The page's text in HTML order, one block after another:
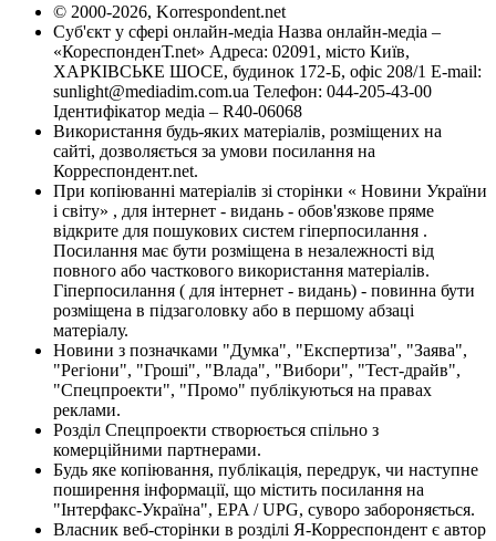
© 2000-2026, Korrespondent.net
Суб'єкт у сфері онлайн-медіа Назва онлайн-медіа –
«КореспонденТ.net» Адреса: 02091, місто Київ,
ХАРКІВСЬКЕ ШОСЕ, будинок 172-Б, офіс 208/1 E-mail:
sunlight@mediadim.com.ua Телефон: 044-205-43-00
Ідентифікатор медіа – R40-06068
Використання будь-яких матеріалів, розміщених на
сайті, дозволяється за умови посилання на
Корреспондент.net.
При копіюванні матеріалів зі сторінки « Новини України
і світу» , для інтернет - видань - обов'язкове пряме
відкрите для пошукових систем гіперпосилання .
Посилання має бути розміщена в незалежності від
повного або часткового використання матеріалів.
Гіперпосилання ( для інтернет - видань) - повинна бути
розміщена в підзаголовку або в першому абзаці
матеріалу.
Новини з позначками "Думка", "Експертиза", "Заява",
"Регіони", "Гроші", "Влада", "Вибори", "Тест-драйв",
"Спецпроекти", "Промо" публікуються на правах
реклами.
Розділ Спецпроекти створюється спільно з
комерційними партнерами.
Будь яке копіювання, публікація, передрук, чи наступне
поширення інформації, що містить посилання на
"Інтерфакс-Україна", EPA / UPG, суворо забороняється.
Власник веб-сторінки в розділі Я-Корреспондент є автор